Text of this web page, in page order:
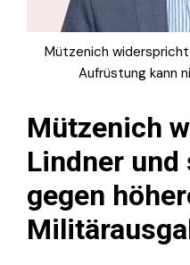
Mützenich
Aufrüstung kann
Mützenich
Lindner
gegen